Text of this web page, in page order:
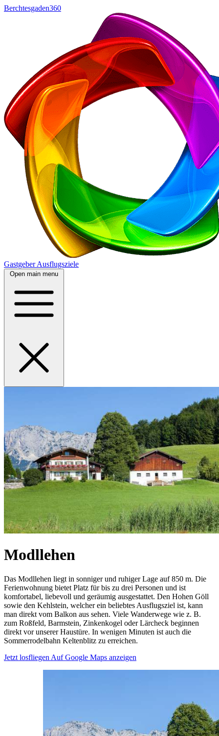
Berchtesgaden360
GastgeberAusflugsziele
Open main menu
Modllehen
Das Modllehen liegt in sonniger und ruhiger Lage auf 850 m. Die
Ferienwohnung bietet Platz für bis zu drei Personen und ist
komfortabel, liebevoll und geräumig ausgestattet. Den Hohen Göll
sowie den Kehlstein, welcher ein beliebtes Ausflugsziel ist, kann
man direkt vom Balkon aus sehen. Viele Wanderwege wie z. B.
zum Roßfeld, Barmstein, Zinkenkogel oder Lärcheck beginnen
direkt vor unserer Haustüre. In wenigen Minuten ist auch die
Sommerrodelbahn Keltenblitz zu erreichen.
Jetzt losfliegen Auf Google Maps anzeigen